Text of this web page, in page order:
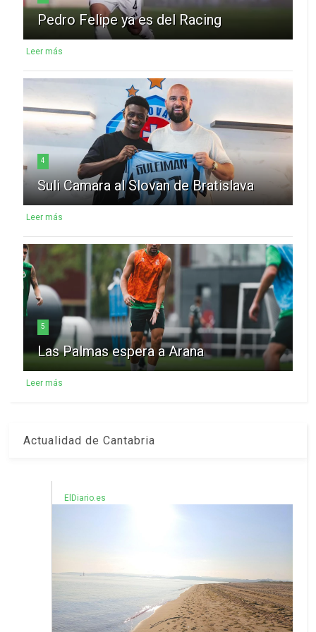
Pedro Felipe ya es del Racing
Leer más
4
Suli Camara al Slovan de Bratislava
Leer más
5
Las Palmas espera a Arana
Leer más
Actualidad de Cantabria
ElDiario.es